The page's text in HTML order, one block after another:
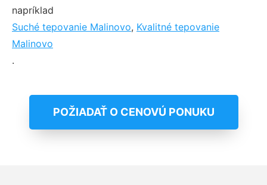
napríklad
Suché tepovanie Malinovo, Kvalitné tepovanie
Malinovo
.
POŽIADAŤ O CENOVÚ PONUKU